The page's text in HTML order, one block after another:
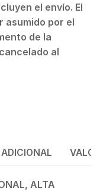
el envío. El
asumido por el
de la
al
ALTA